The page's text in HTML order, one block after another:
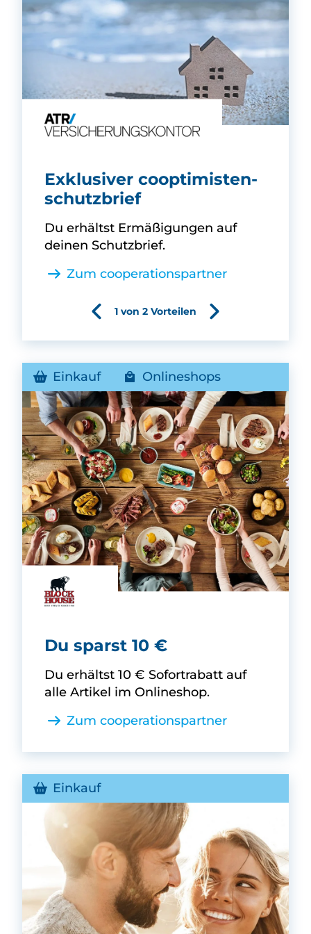
ATR Versicherungskontor -
Exklusiver cooptimisten­
schutzbrief
Du erhältst Ermäßigungen auf
deinen Schutzbrief.
Zum cooperationspartner
1 von 2 Vorteilen
Einkauf Onlineshops
Block House -
Du sparst 10 €
Du erhältst 10 € Sofortrabatt auf
alle Artikel im Onlineshop.
Zum cooperationspartner
Einkauf